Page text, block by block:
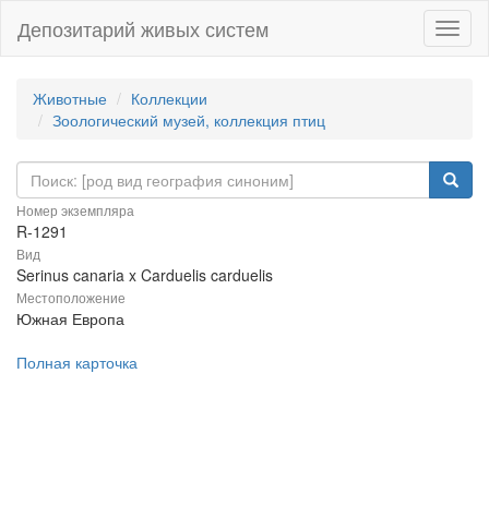
Депозитарий живых систем
Животные
Коллекции
Зоологический музей, коллекция птиц
Номер экземпляра
R-1291
Вид
Serinus canaria x Carduelis carduelis
Местоположение
Южная Европа
Полная карточка